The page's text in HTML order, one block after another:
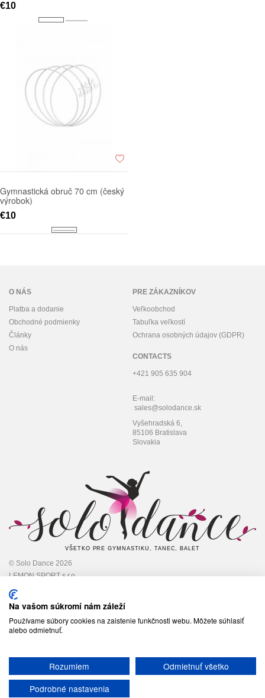
€10
Gymnastická obruč 70 cm (český
výrobok)
€10
O NÁS
Platba a dodanie
Obchodné podmienky
Články
O nás
PRE ZÁKAZNÍKOV
Veľkoobchod
Tabuľka veľkostí
Ochrana osobných údajov (GDPR)
CONTACTS
+421 905 635 904
E-mail:
sales@solodance.sk
Vyšehradská 6,
85106 Bratislava
Slovakia
VŠETKO PRE GYMNASTIKU, TANEC, BALET
© Solo Dance 2026
LEMON SPORT s.r.o
IČO: 45 348 545,
DIČ: 2022948301
Na vašom súkromí nám záleží
Používame súbory cookies na zaistenie funkčnosti webu. Môžete súhlasiť
alebo odmietnuť.
Rozumiem
Odmietnuť všetko
Podrobné nastavenia